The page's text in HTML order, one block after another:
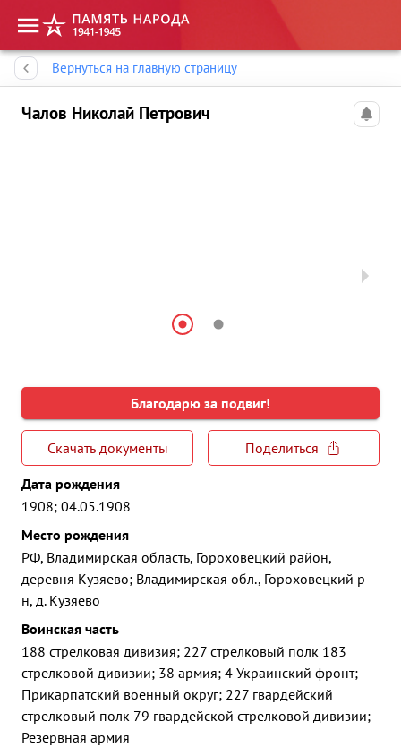
Вернуться на главную страницу
Чалов Николай Петрович
Благодарю за подвиг!
Скачать документы
Поделиться
Дата рождения
1908; 04.05.1908
Место рождения
РФ, Владимирская область, Гороховецкий район,
деревня Кузяево; Владимирская обл., Гороховецкий р-
н, д. Кузяево
Воинская часть
188 стрелковая дивизия; 227 стрелковый полк 183
стрелковой дивизии; 38 армия; 4 Украинский фронт;
Прикарпатский военный округ; 227 гвардейский
стрелковый полк 79 гвардейской стрелковой дивизии;
Резервная армия
Память народа